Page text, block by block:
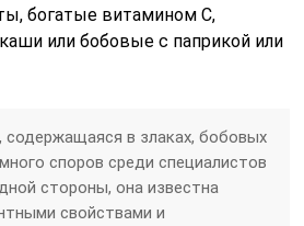
богатые витамином С,
или бобовые с паприкой или
содержащаяся в злаках, бобовых
споров среди специалистов
стороны, она известна
свойствами и